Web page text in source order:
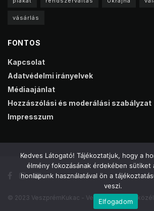
vásárlás
FONTOS
Kapcsolat
Adatvédelmi irányelvek
Médiaajánlat
Hozzászólási és moderálási szabályzat
Impresszum
© 2023 VeszprémKukac - Veszprém online
Kedves Látogató! Tájékoztatjuk, hogy a
élmény fokozásának érdekében sütiket
honlapunk használatával ön a
veszi.
Elfogadom